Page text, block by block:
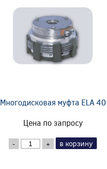
Многодисковая муфта ELA 40
Цена по запросу
- + в корзину